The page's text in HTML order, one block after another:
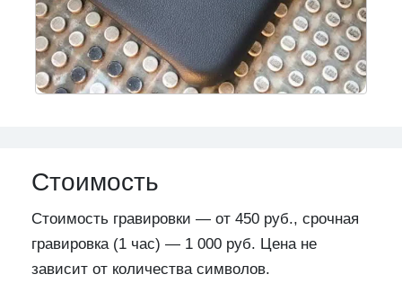
Стоимость
Стоимость гравировки — от 450 руб., срочная
гравировка (1 час) — 1 000 руб. Цена не
зависит от количества символов.